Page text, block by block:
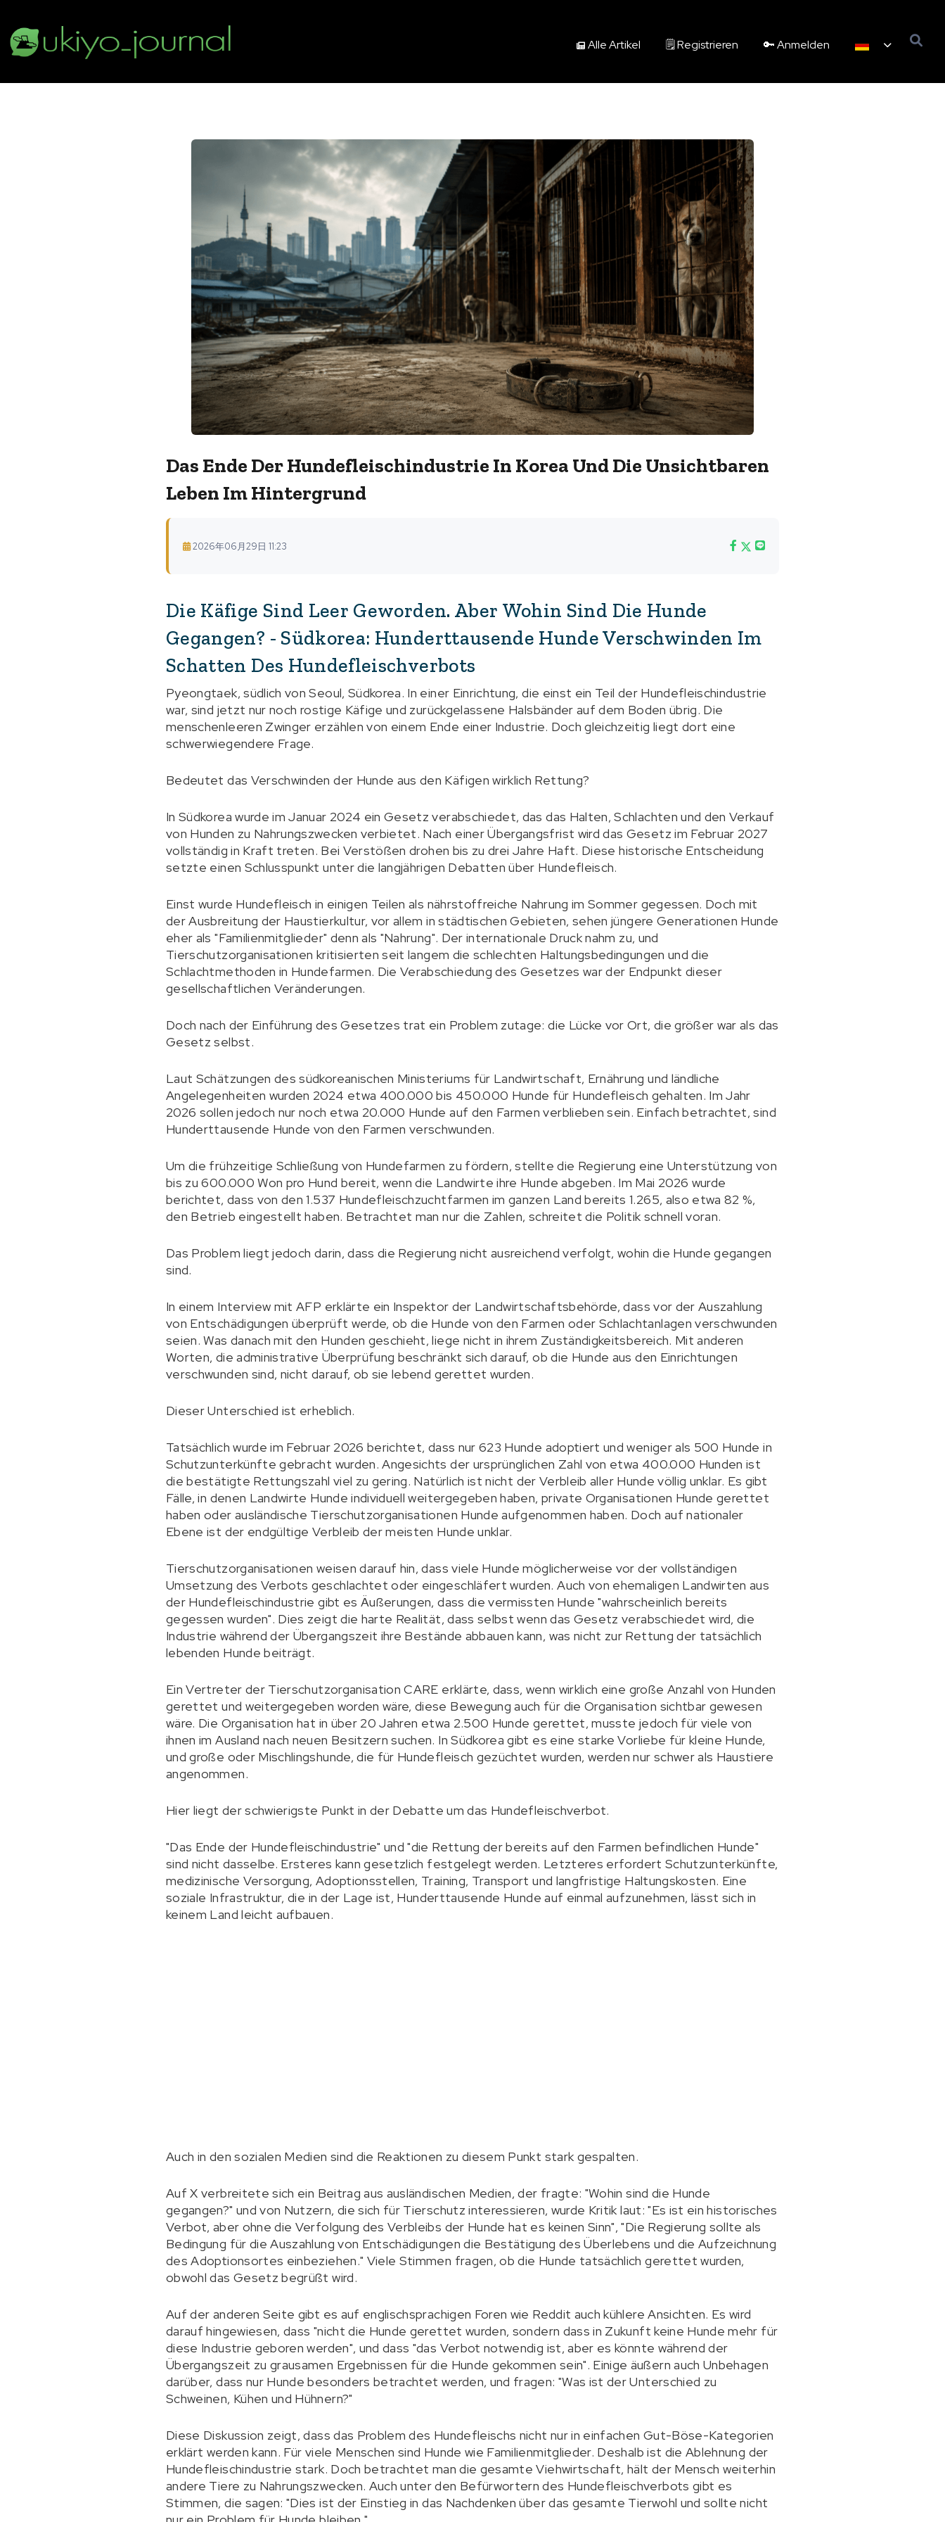
Alle Artikel 🗒️ Registrieren 🔑 Anmelden
Das Ende Der Hundefleischindustrie In Korea Und Die Unsichtbaren
Leben Im Hintergrund
2026年06月29日 11:23
Die Käfige Sind Leer Geworden. Aber Wohin Sind Die Hunde
Gegangen? - Südkorea: Hunderttausende Hunde Verschwinden Im
Schatten Des Hundefleischverbots
Pyeongtaek, südlich von Seoul, Südkorea. In einer Einrichtung, die einst ein Teil der Hundefleischindustrie
war, sind jetzt nur noch rostige Käfige und zurückgelassene Halsbänder auf dem Boden übrig. Die
menschenleeren Zwinger erzählen von einem Ende einer Industrie. Doch gleichzeitig liegt dort eine
schwerwiegendere Frage.
Bedeutet das Verschwinden der Hunde aus den Käfigen wirklich Rettung?
In Südkorea wurde im Januar 2024 ein Gesetz verabschiedet, das das Halten, Schlachten und den Verkauf
von Hunden zu Nahrungszwecken verbietet. Nach einer Übergangsfrist wird das Gesetz im Februar 2027
vollständig in Kraft treten. Bei Verstößen drohen bis zu drei Jahre Haft. Diese historische Entscheidung
setzte einen Schlusspunkt unter die langjährigen Debatten über Hundefleisch.
Einst wurde Hundefleisch in einigen Teilen als nährstoffreiche Nahrung im Sommer gegessen. Doch mit
der Ausbreitung der Haustierkultur, vor allem in städtischen Gebieten, sehen jüngere Generationen Hunde
eher als "Familienmitglieder" denn als "Nahrung". Der internationale Druck nahm zu, und
Tierschutzorganisationen kritisierten seit langem die schlechten Haltungsbedingungen und die
Schlachtmethoden in Hundefarmen. Die Verabschiedung des Gesetzes war der Endpunkt dieser
gesellschaftlichen Veränderungen.
Doch nach der Einführung des Gesetzes trat ein Problem zutage: die Lücke vor Ort, die größer war als das
Gesetz selbst.
Laut Schätzungen des südkoreanischen Ministeriums für Landwirtschaft, Ernährung und ländliche
Angelegenheiten wurden 2024 etwa 400.000 bis 450.000 Hunde für Hundefleisch gehalten. Im Jahr
2026 sollen jedoch nur noch etwa 20.000 Hunde auf den Farmen verblieben sein. Einfach betrachtet, sind
Hunderttausende Hunde von den Farmen verschwunden.
Um die frühzeitige Schließung von Hundefarmen zu fördern, stellte die Regierung eine Unterstützung von
bis zu 600.000 Won pro Hund bereit, wenn die Landwirte ihre Hunde abgeben. Im Mai 2026 wurde
berichtet, dass von den 1.537 Hundefleischzuchtfarmen im ganzen Land bereits 1.265, also etwa 82 %,
den Betrieb eingestellt haben. Betrachtet man nur die Zahlen, schreitet die Politik schnell voran.
Das Problem liegt jedoch darin, dass die Regierung nicht ausreichend verfolgt, wohin die Hunde gegangen
sind.
In einem Interview mit AFP erklärte ein Inspektor der Landwirtschaftsbehörde, dass vor der Auszahlung
von Entschädigungen überprüft werde, ob die Hunde von den Farmen oder Schlachtanlagen verschwunden
seien. Was danach mit den Hunden geschieht, liege nicht in ihrem Zuständigkeitsbereich. Mit anderen
Worten, die administrative Überprüfung beschränkt sich darauf, ob die Hunde aus den Einrichtungen
verschwunden sind, nicht darauf, ob sie lebend gerettet wurden.
Dieser Unterschied ist erheblich.
Tatsächlich wurde im Februar 2026 berichtet, dass nur 623 Hunde adoptiert und weniger als 500 Hunde in
Schutzunterkünfte gebracht wurden. Angesichts der ursprünglichen Zahl von etwa 400.000 Hunden ist
die bestätigte Rettungszahl viel zu gering. Natürlich ist nicht der Verbleib aller Hunde völlig unklar. Es gibt
Fälle, in denen Landwirte Hunde individuell weitergegeben haben, private Organisationen Hunde gerettet
haben oder ausländische Tierschutzorganisationen Hunde aufgenommen haben. Doch auf nationaler
Ebene ist der endgültige Verbleib der meisten Hunde unklar.
Tierschutzorganisationen weisen darauf hin, dass viele Hunde möglicherweise vor der vollständigen
Umsetzung des Verbots geschlachtet oder eingeschläfert wurden. Auch von ehemaligen Landwirten aus
der Hundefleischindustrie gibt es Äußerungen, dass die vermissten Hunde "wahrscheinlich bereits
gegessen wurden". Dies zeigt die harte Realität, dass selbst wenn das Gesetz verabschiedet wird, die
Industrie während der Übergangszeit ihre Bestände abbauen kann, was nicht zur Rettung der tatsächlich
lebenden Hunde beiträgt.
Ein Vertreter der Tierschutzorganisation CARE erklärte, dass, wenn wirklich eine große Anzahl von Hunden
gerettet und weitergegeben worden wäre, diese Bewegung auch für die Organisation sichtbar gewesen
wäre. Die Organisation hat in über 20 Jahren etwa 2.500 Hunde gerettet, musste jedoch für viele von
ihnen im Ausland nach neuen Besitzern suchen. In Südkorea gibt es eine starke Vorliebe für kleine Hunde,
und große oder Mischlingshunde, die für Hundefleisch gezüchtet wurden, werden nur schwer als Haustiere
angenommen.
Hier liegt der schwierigste Punkt in der Debatte um das Hundefleischverbot.
"Das Ende der Hundefleischindustrie" und "die Rettung der bereits auf den Farmen befindlichen Hunde"
sind nicht dasselbe. Ersteres kann gesetzlich festgelegt werden. Letzteres erfordert Schutzunterkünfte,
medizinische Versorgung, Adoptionsstellen, Training, Transport und langfristige Haltungskosten. Eine
soziale Infrastruktur, die in der Lage ist, Hunderttausende Hunde auf einmal aufzunehmen, lässt sich in
keinem Land leicht aufbauen.
Auch in den sozialen Medien sind die Reaktionen zu diesem Punkt stark gespalten.
Auf X verbreitete sich ein Beitrag aus ausländischen Medien, der fragte: "Wohin sind die Hunde
gegangen?" und von Nutzern, die sich für Tierschutz interessieren, wurde Kritik laut: "Es ist ein historisches
Verbot, aber ohne die Verfolgung des Verbleibs der Hunde hat es keinen Sinn", "Die Regierung sollte als
Bedingung für die Auszahlung von Entschädigungen die Bestätigung des Überlebens und die Aufzeichnung
des Adoptionsortes einbeziehen." Viele Stimmen fragen, ob die Hunde tatsächlich gerettet wurden,
obwohl das Gesetz begrüßt wird.
Auf der anderen Seite gibt es auf englischsprachigen Foren wie Reddit auch kühlere Ansichten. Es wird
darauf hingewiesen, dass "nicht die Hunde gerettet wurden, sondern dass in Zukunft keine Hunde mehr für
diese Industrie geboren werden", und dass "das Verbot notwendig ist, aber es könnte während der
Übergangszeit zu grausamen Ergebnissen für die Hunde gekommen sein". Einige äußern auch Unbehagen
darüber, dass nur Hunde besonders betrachtet werden, und fragen: "Was ist der Unterschied zu
Schweinen, Kühen und Hühnern?"
Diese Diskussion zeigt, dass das Problem des Hundefleischs nicht nur in einfachen Gut-Böse-Kategorien
erklärt werden kann. Für viele Menschen sind Hunde wie Familienmitglieder. Deshalb ist die Ablehnung der
Hundefleischindustrie stark. Doch betrachtet man die gesamte Viehwirtschaft, hält der Mensch weiterhin
andere Tiere zu Nahrungszwecken. Auch unter den Befürwortern des Hundefleischverbots gibt es
Stimmen, die sagen: "Dies ist der Einstieg in das Nachdenken über das gesamte Tierwohl und sollte nicht